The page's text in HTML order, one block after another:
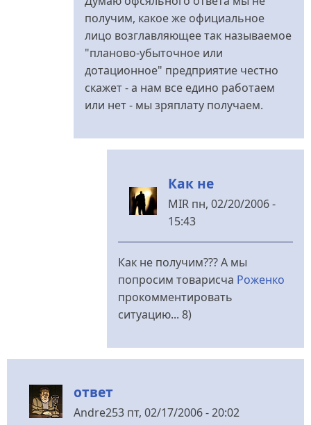
если
від
получим, какое же официальное
лицо возглавляющее так называемое
"планово-убыточное или
дотационное" предприятие честно
скажет - а нам все едино работаем
или нет - мы зряплату получаем.
Как не
MIRпн, 02/20/2006 -
15:43
У
відповідь
до
Ответа
від
Как не получим??? А мы
попросим товарисча Роженко
прокомментировать
ситуацию... 8)
ответ
Andre253 пт, 02/17/2006 - 20:02